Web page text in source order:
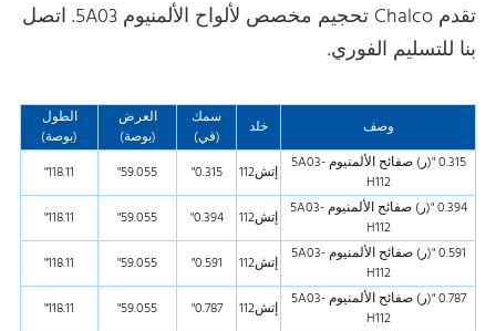
تقدم Chalco تحجيم مخصص لألواح الألمنيوم 5A03. اتصل
بنا للتسليم الفوري.
وصف خلد
سمك
(في)
العرض
(بوصة)
الطول
(بوصة)
0.315 "(ر) صفائح الألمنيوم 5A03-
H112
إتش112 0.315"
59.055"
118.11"
0.394 "(ر) صفائح الألمنيوم 5A03-
H112
إتش112 0.394"
59.055"
118.11"
0.591 "(ر) صفائح الألمنيوم 5A03-
H112
إتش112 0.591"
59.055"
118.11"
0.787 "(ر) صفائح الألمنيوم 5A03-
H112
إتش112 0.787"
59.055"
118.11"